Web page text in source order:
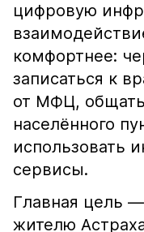
цифровую
комфортнее:
записаться к
от МФЦ,
населённого
использовать
сервисы.
Главная цель
жителю